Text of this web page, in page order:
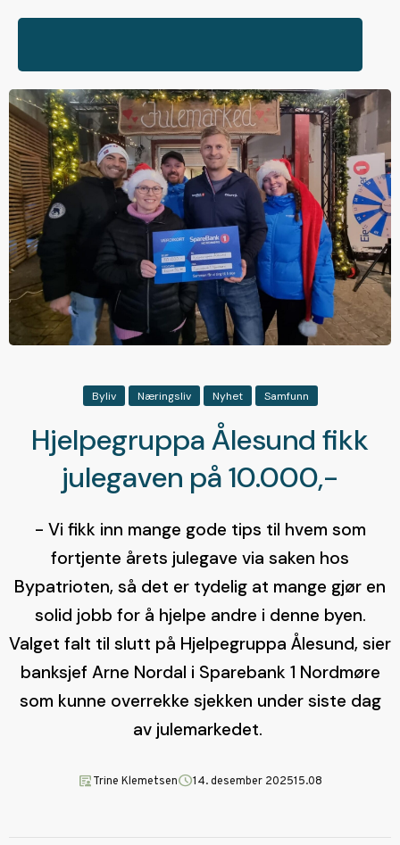
Byliv Næringsliv Nyhet Samfunn
Hjelpegruppa Ålesund fikk
julegaven på 10.000,-
- Vi fikk inn mange gode tips til hvem som
fortjente årets julegave via saken hos
Bypatrioten, så det er tydelig at mange gjør en
solid jobb for å hjelpe andre i denne byen.
Valget falt til slutt på Hjelpegruppa Ålesund, sier
banksjef Arne Nordal i Sparebank 1 Nordmøre
som kunne overrekke sjekken under siste dag
av julemarkedet.
article_personTrine Klemetsenschedule14. desember 202515.08